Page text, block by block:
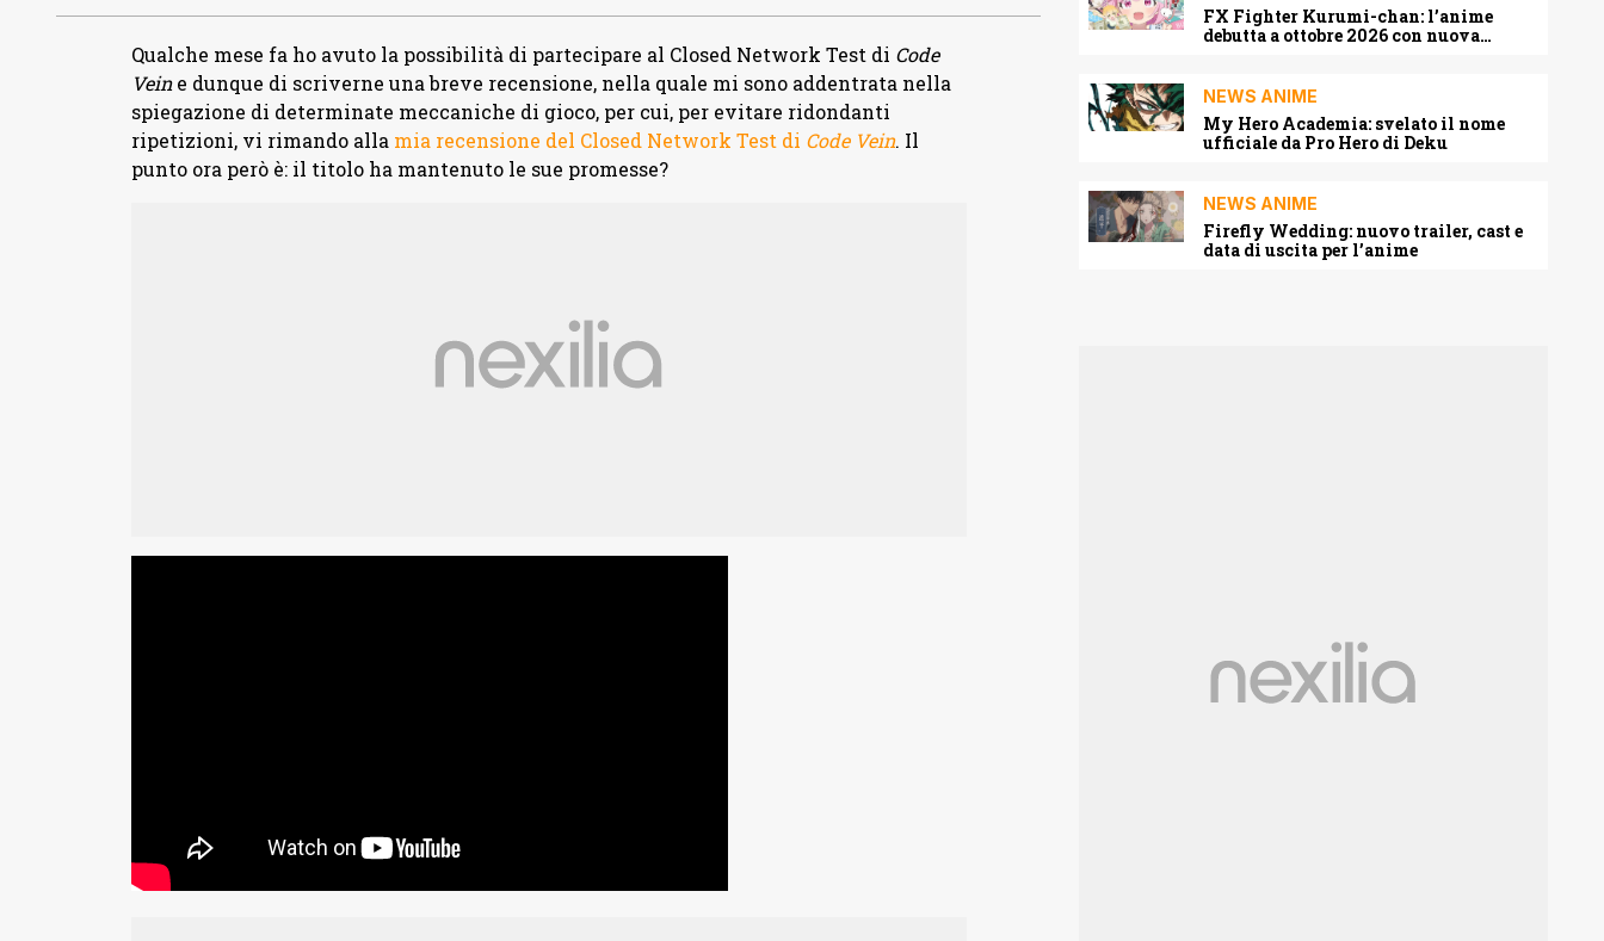
Qualche mese fa ho avuto la possibilità di partecipare al Closed Network Test di Code
Veine dunque di scriverne una breve recensione, nella quale mi sono addentrata nella
spiegazione di determinate meccaniche di gioco, per cui, per evitare ridondanti
ripetizioni, vi rimando alla mia recensione del Closed Network Test di Code Vein. Il
punto ora però è: il titolo ha mantenuto le sue promesse?
FX Fighter Kurumi-chan: l’anime
debutta a ottobre 2026 con nuova
NEWS ANIME
My Hero Academia: svelato il nome
ufficiale da Pro Hero di Deku
NEWS ANIME
Firefly Wedding: nuovo trailer, cast e
data di uscita per l’anime